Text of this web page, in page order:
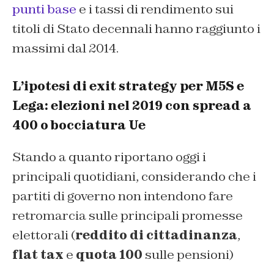
punti base e i tassi di rendimento sui
titoli di Stato decennali hanno raggiunto i
massimi dal 2014.
L’ipotesi di exit strategy per M5S e
Lega: elezioni nel 2019 con spread a
400 o bocciatura Ue
Stando a quanto riportano oggi i
principali quotidiani, considerando che i
partiti di governo non intendono fare
retromarcia sulle principali promesse
elettorali (reddito di cittadinanza,
flat tax e quota 100 sulle pensioni)